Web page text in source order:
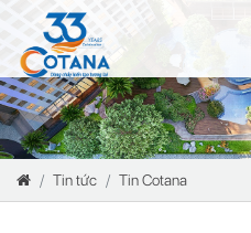
Tin tức Tin Cotana